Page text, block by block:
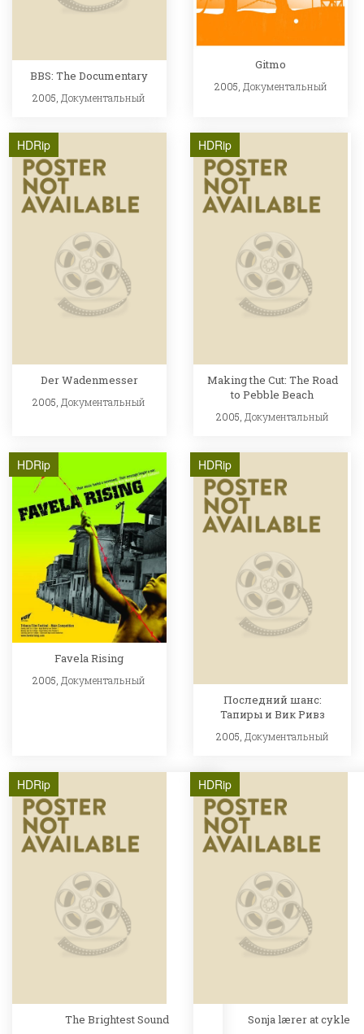
BBS: The Documentary
2005, Документальный
Gitmo
2005, Документальный
HDRip
Der Wadenmesser
2005,Документальный
HDRip
Making the Cut: The Road
to Pebble Beach
2005, Документальный
HDRip
Favela Rising
2005, Документальный
HDRip
Последний шанс:
Тапиры и Вик Ривз
2005, Документальный
HDRip
The Brightest Sound
HDRip
Sonja lærer at cykle